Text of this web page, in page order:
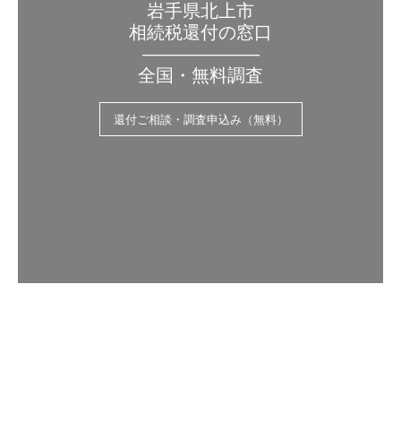
岩手県北上市
相続税還付の窓口
——————–
全国・無料調査
還付ご相談・調査申込み（無料）